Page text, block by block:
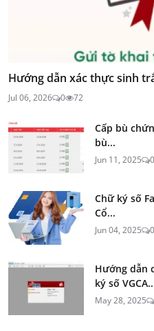
Hướng dẫn xác thực sinh
Jul 06, 2026 0 72
Cấp bù
bù...
Jun 11, 2025 0
Chữ ký số
Cổ...
Jun 04, 2025 0
Hướng dẫn
ký số
May 28, 2025